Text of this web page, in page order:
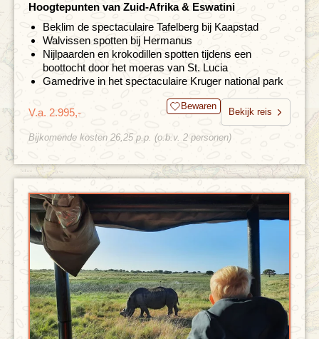
Hoogtepunten van Zuid-Afrika & Eswatini
Beklim de spectaculaire Tafelberg bij Kaapstad
Walvissen spotten bij Hermanus
Nijlpaarden en krokodillen spotten tijdens een
boottocht door het moeras van St. Lucia
Gamedrive in het spectaculaire Kruger national park
V.a. 2.995,- Bewaren
Bekijk reis
Bijkomende kosten 26,25 p.p. (o.b.v. 2 personen)